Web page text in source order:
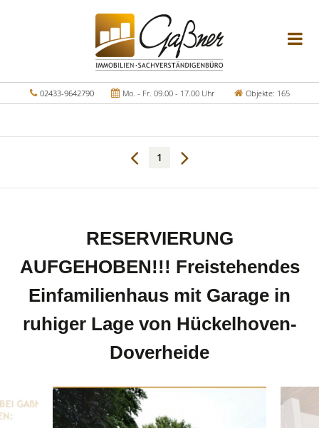
02433-9642790 Mo. - Fr. 09.00 - 17.00 Uhr Objekte: 165
1
RESERVIERUNG
AUFGEHOBEN!!! Freistehendes
Einfamilienhaus mit Garage in
ruhiger Lage von Hückelhoven-
Doverheide